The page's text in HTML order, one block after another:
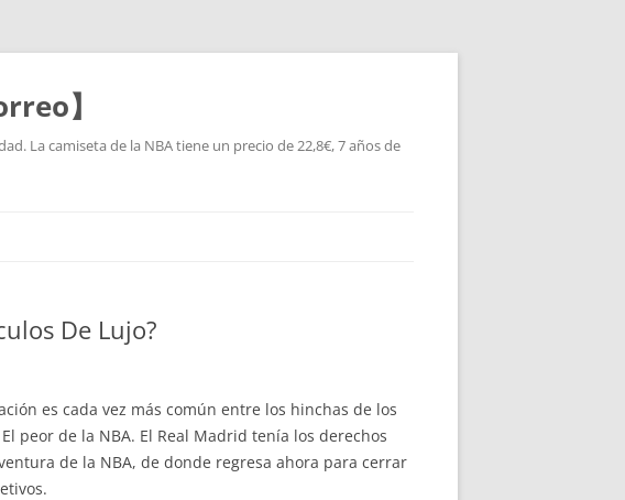
】
La camiseta de la NBA tiene un precio de 22,8€, 7 años de
De Lujo?
es cada vez más común entre los hinchas de los
peor de la NBA. El Real Madrid tenía los derechos
de la NBA, de donde regresa ahora para cerrar